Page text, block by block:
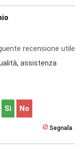
recensione utile
assistenza
Sì No
Segnala